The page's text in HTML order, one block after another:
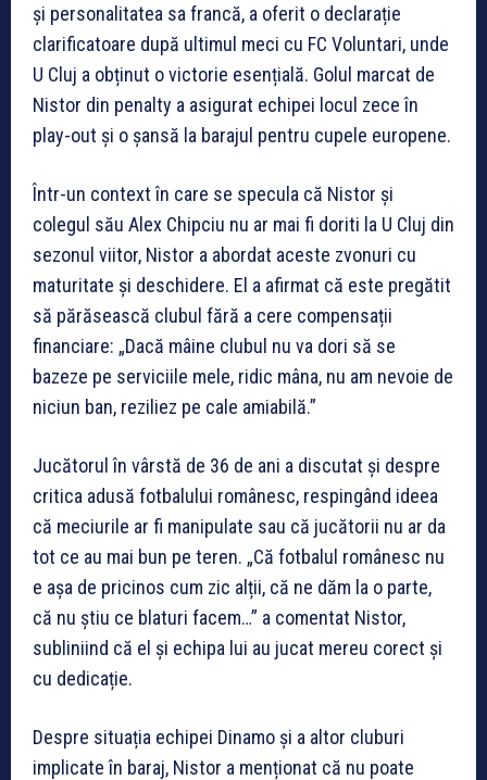
și personalitatea sa francă, a oferit o declarație
clarificatoare după ultimul meci cu FC Voluntari, unde
U Cluj a obținut o victorie esențială. Golul marcat de
Nistor din penalty a asigurat echipei locul zece în
play-out și o șansă la barajul pentru cupele europene.
Într-un context în care se specula că Nistor și
colegul său Alex Chipciu nu ar mai fi doriti la U Cluj din
sezonul viitor, Nistor a abordat aceste zvonuri cu
maturitate și deschidere. El a afirmat că este pregătit
să părăsească clubul fără a cere compensații
financiare: „Dacă mâine clubul nu va dori să se
bazeze pe serviciile mele, ridic mâna, nu am nevoie de
niciun ban, reziliez pe cale amiabilă.”
Jucătorul în vârstă de 36 de ani a discutat și despre
critica adusă fotbalului românesc, respingând ideea
că meciurile ar fi manipulate sau că jucătorii nu ar da
tot ce au mai bun pe teren. „Că fotbalul românesc nu
e așa de pricinos cum zic alții, că ne dăm la o parte,
că nu știu ce blaturi facem…” a comentat Nistor,
subliniind că el și echipa lui au jucat mereu corect și
cu dedicație.
Despre situația echipei Dinamo și a altor cluburi
implicate în baraj, Nistor a menționat că nu poate